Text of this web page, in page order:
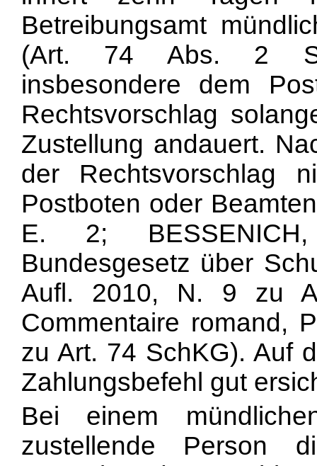
Betreibungsamt
(Art. 74 Abs. 2
insbesondere dem
Rechtsvorschlag
Zustellung andauert.
der Rechtsvorschlag
Postboten oder
E. 2;
Bundesgesetz über
Aufl. 2010, N. 9 zu
Commentaire romand,
zu Art. 74 SchKG). Auf
Zahlungsbefehl gut
Bei einem
zustellende Person